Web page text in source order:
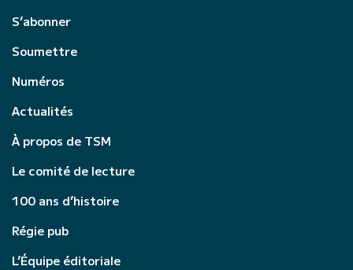
S’abonner
Soumettre
Numéros
Actualités
À propos de TSM
Le comité de lecture
100 ans d’histoire
Régie pub
L’Équipe éditoriale